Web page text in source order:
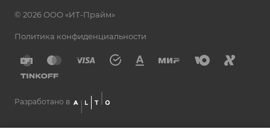
© 2026 ООО «ИТ-Прайм»
Политика конфиденциальности
Разработано в